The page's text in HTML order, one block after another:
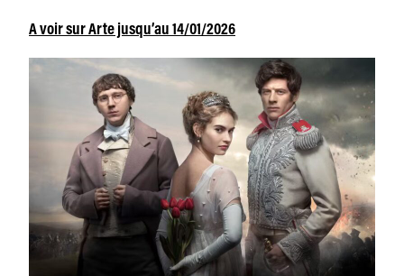
A voir sur Arte jusqu’au 14/01/2026